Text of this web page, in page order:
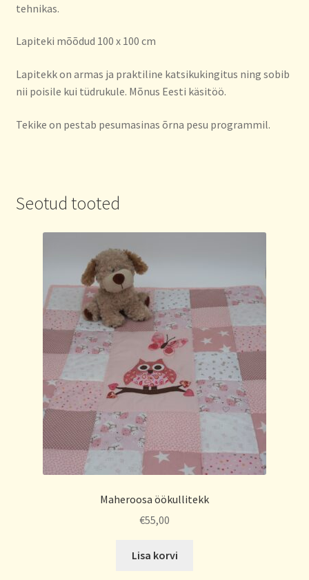
tehnikas.
Lapiteki mõõdud 100 x 100 cm
Lapitekk on armas ja praktiline katsikukingitus ning sobib
nii poisile kui tüdrukule. Mõnus Eesti käsitöö.
Tekike on pestab pesumasinas õrna pesu programmil.
Seotud tooted
Maheroosa öökullitekk
€55,00
Lisa korvi